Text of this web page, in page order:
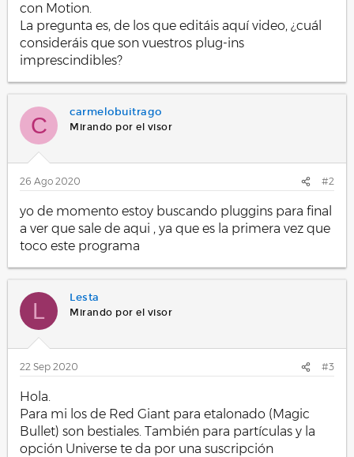
con Motion.
La pregunta es, de los que editáis aquí video, ¿cuál
consideráis que son vuestros plug-ins
imprescindibles?
C
carmelobuitrago
Mirando por el visor
26 Ago 2020 #2
yo de momento estoy buscando pluggins para final
a ver que sale de aqui , ya que es la primera vez que
toco este programa
L
Lesta
Mirando por el visor
22 Sep 2020 #3
Hola.
Para mi los de Red Giant para etalonado (Magic
Bullet) son bestiales. También para partículas y la
opción Universe te da por una suscripción